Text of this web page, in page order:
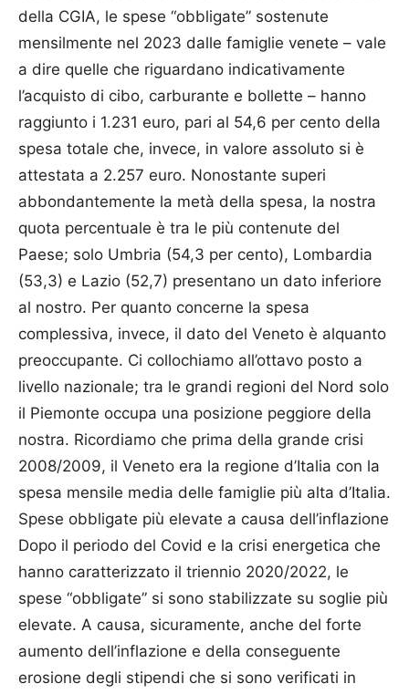
della CGIA, le spese “obbligate” sostenute
mensilmente nel 2023 dalle famiglie venete – vale
a dire quelle che riguardano indicativamente
l’acquisto di cibo, carburante e bollette – hanno
raggiunto i 1.231 euro, pari al 54,6 per cento della
spesa totale che, invece, in valore assoluto si è
attestata a 2.257 euro. Nonostante superi
abbondantemente la metà della spesa, la nostra
quota percentuale è tra le più contenute del
Paese; solo Umbria (54,3 per cento), Lombardia
(53,3) e Lazio (52,7) presentano un dato inferiore
al nostro. Per quanto concerne la spesa
complessiva, invece, il dato del Veneto è alquanto
preoccupante. Ci collochiamo all’ottavo posto a
livello nazionale; tra le grandi regioni del Nord solo
il Piemonte occupa una posizione peggiore della
nostra. Ricordiamo che prima della grande crisi
2008/2009, il Veneto era la regione d’Italia con la
spesa mensile media delle famiglie più alta d’Italia.
Spese obbligate più elevate a causa dell’inflazione
Dopo il periodo del Covid e la crisi energetica che
hanno caratterizzato il triennio 2020/2022, le
spese “obbligate” si sono stabilizzate su soglie più
elevate. A causa, sicuramente, anche del forte
aumento dell’inflazione e della conseguente
erosione degli stipendi che si sono verificati in